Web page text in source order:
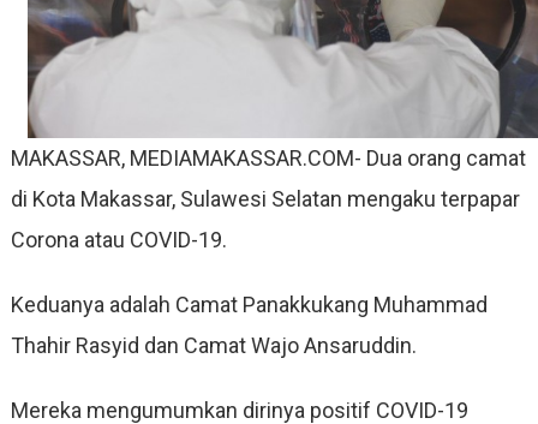
MAKASSAR, MEDIAMAKASSAR.COM- Dua orang camat
di Kota Makassar, Sulawesi Selatan mengaku terpapar
Corona atau COVID-19.
Keduanya adalah Camat Panakkukang Muhammad
Thahir Rasyid dan Camat Wajo Ansaruddin.
Mereka mengumumkan dirinya positif COVID-19